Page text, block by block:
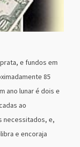
e fundos em
85
ano lunar é dois e
ao
necessitados, e,
e encoraja